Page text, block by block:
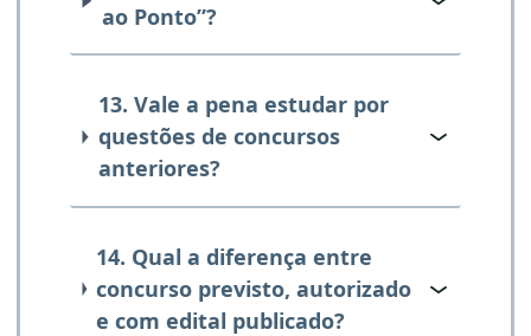
ao Ponto”?
13. Vale a pena estudar por
questões de concursos
anteriores?
14. Qual a diferença entre
concurso previsto, autorizado
e com edital publicado?